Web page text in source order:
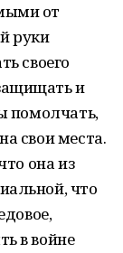
от
руки
своего
и
помолчать,
свои места.
она из
что
в войне